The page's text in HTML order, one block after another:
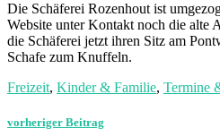
Die Schäferei Rozenhout ist
Website unter Kontakt noch die alte
die Schäferei jetzt ihren Sitz am
Schafe zum Knuffeln.
Freizeit, Kinder & Familie, Termine
vorheriger Beitrag